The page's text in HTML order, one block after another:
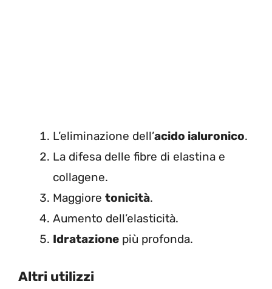
L’eliminazione dell’acido ialuronico.
La difesa delle fibre di elastina e
collagene.
Maggiore tonicità.
Aumento dell’elasticità.
Idratazione più profonda.
Altri utilizzi